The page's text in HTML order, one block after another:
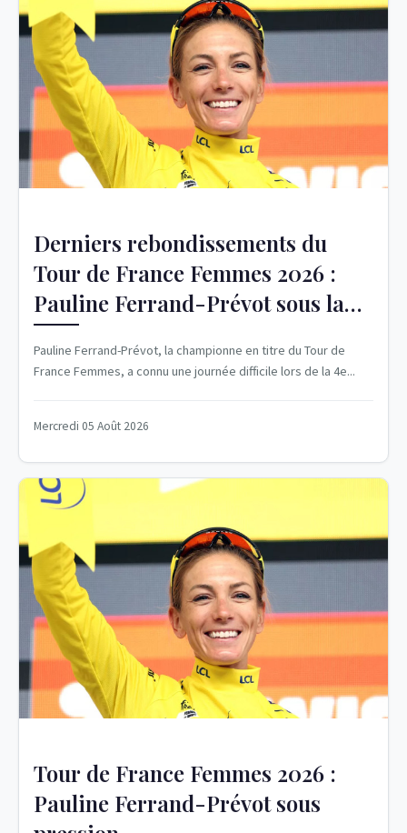
Derniers rebondissements du
Tour de France Femmes 2026 :
Pauline Ferrand-Prévot sous la
pression
Pauline Ferrand-Prévot, la championne en titre du Tour de
France Femmes, a connu une journée difficile lors de la 4e...
Mercredi 05 Août 2026
Tour de France Femmes 2026 :
Pauline Ferrand-Prévot sous